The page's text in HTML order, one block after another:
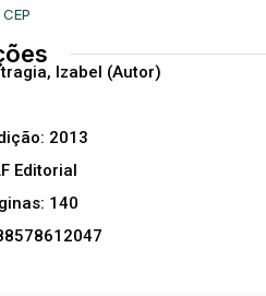
Izabel (Autor)
2013
Editorial
140